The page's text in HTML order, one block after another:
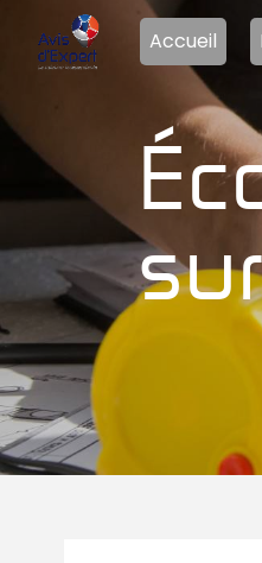
Accueil
économie d'énergie Mauves-
Panneau de gestion des